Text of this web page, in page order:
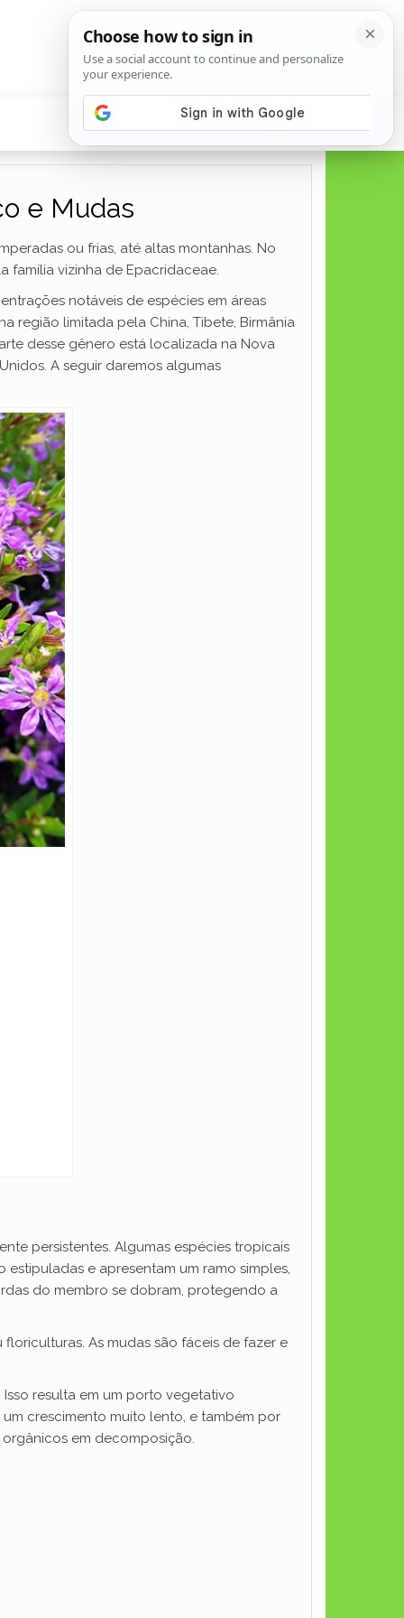
e Mudas
ou frias, até altas montanhas. No
família vizinha de Epacridaceae.
notáveis ​​de espécies em áreas
região limitada pela China, Tibete, Birmânia
desse gênero está localizada na Nova
A seguir daremos algumas
persistentes. Algumas espécies tropicais
e apresentam um ramo simples,
do membro se dobram, protegendo a
As mudas são fáceis de fazer e
resulta em um porto vegetativo
crescimento muito lento, e também por
em decomposição.